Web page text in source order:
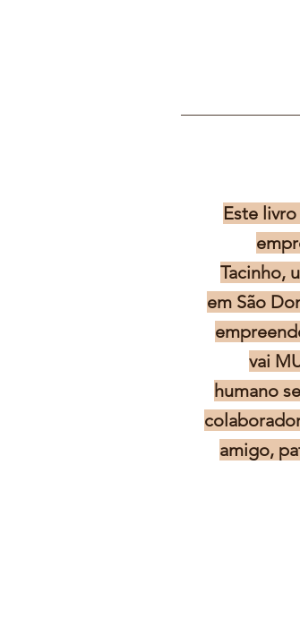
Este
Tacinho,
em São
vai
humano
amigo,